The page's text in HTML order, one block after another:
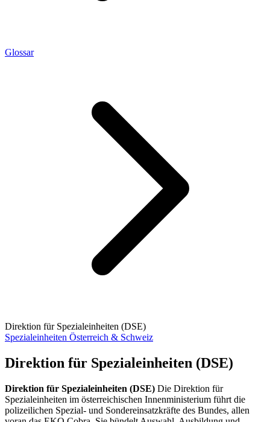
Glossar
Direktion für Spezialeinheiten (DSE)
Spezialeinheiten Österreich & Schweiz
Direktion für Spezialeinheiten (DSE)
Direktion für Spezialeinheiten (DSE) Die Direktion für
Spezialeinheiten im österreichischen Innenministerium führt die
polizeilichen Spezial- und Sondereinsatzkräfte des Bundes, allen